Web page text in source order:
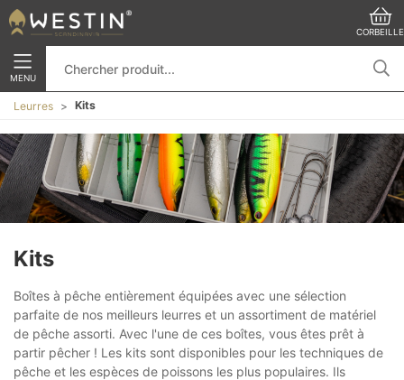
CORBEILLE
MENU
Leurres Kits
Kits
Boîtes à pêche entièrement équipées avec une sélection
parfaite de nos meilleurs leurres et un assortiment de matériel
de pêche assorti. Avec l'une de ces boîtes, vous êtes prêt à
partir pêcher ! Les kits sont disponibles pour les techniques de
pêche et les espèces de poissons les plus populaires. Ils